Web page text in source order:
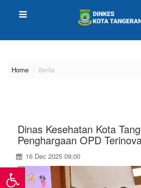
Home Berita
Dinas Kesehatan Kota
Penghargaan OPD
16 Dec 2025 09:00